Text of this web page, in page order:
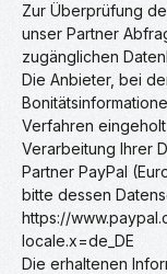
Zur Überprüfung
unser Partner
zugänglichen
Die Anbieter, bei
Verfahren
Verarbeitung Ihrer
Partner PayPal
bitte dessen
https://
locale.x=de_DE
Die erhaltenen